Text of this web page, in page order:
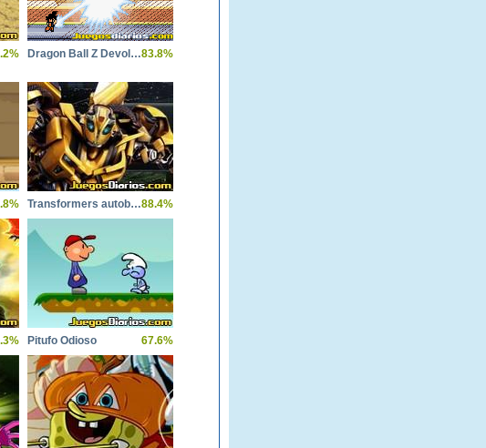
Dragon Ball Z Devolution83.8%
Transformers autobot Stronghold88.4%
Pitufo Odioso 67.6%